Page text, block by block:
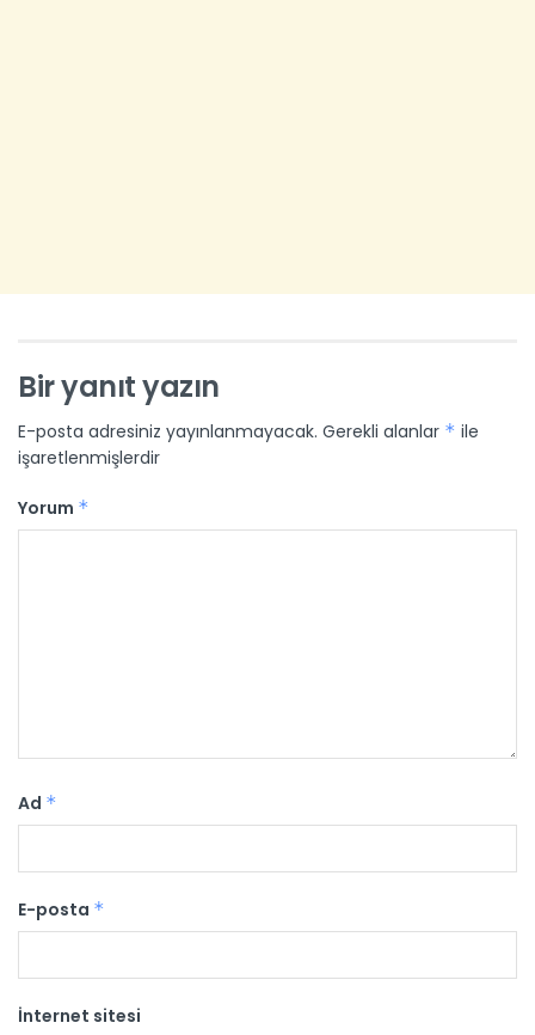
Bir yanıt yazın
E-posta adresiniz yayınlanmayacak. Gerekli alanlar * ile
işaretlenmişlerdir
Yorum *
Ad *
E-posta *
İnternet sitesi